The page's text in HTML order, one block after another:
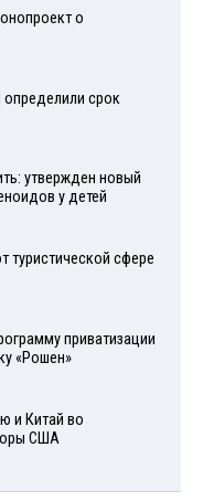
о
срок
утвержден новый
у детей
туристической сфере
приватизации
«Рошен»
и Китай во
США